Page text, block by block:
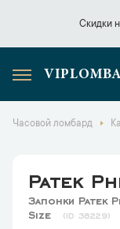
Скидки
Скидки
Часовой ломбард
Patek
Запонки Patek
Size
38229